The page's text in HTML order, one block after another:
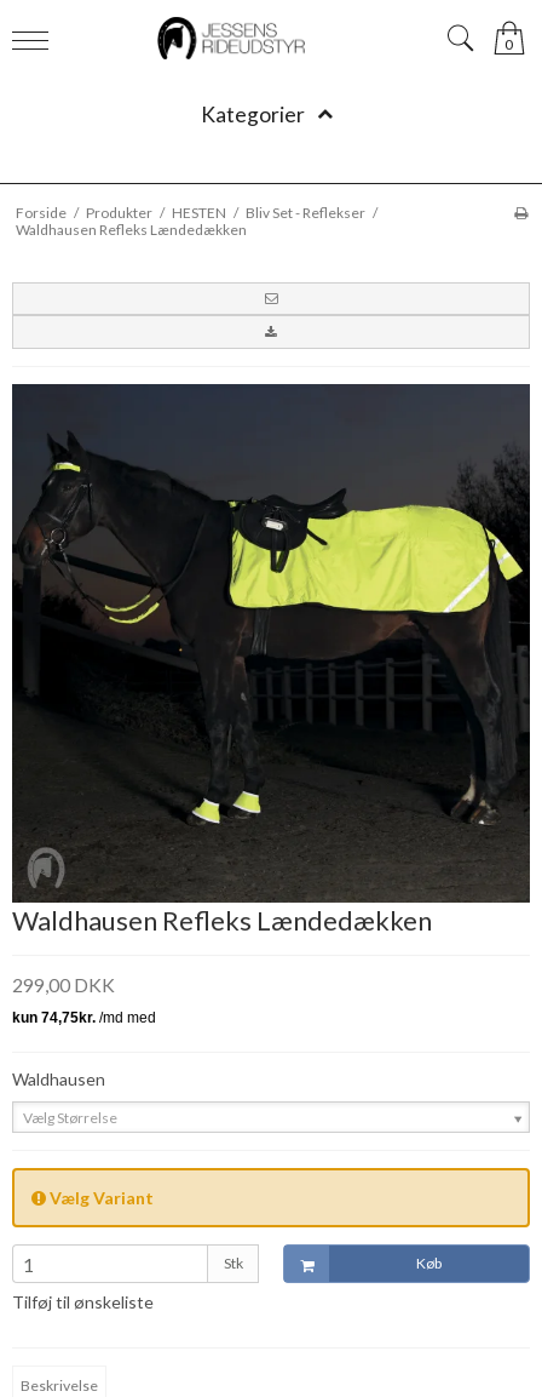
0
Kategorier
Forside / Produkter / HESTEN / Bliv Set - Reflekser /
Waldhausen Refleks Lændedækken
Waldhausen Refleks Lændedækken
299,00 DKK
Waldhausen
Vælg Størrelse
Vælg Variant
Stk Køb
Tilføj til ønskeliste
Beskrivelse